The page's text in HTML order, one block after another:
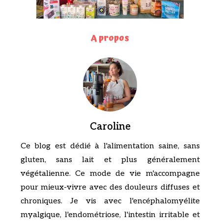
A propos
Caroline
Ce blog est dédié à l'alimentation saine, sans
gluten, sans lait et plus généralement
végétalienne. Ce mode de vie m'accompagne
pour mieux-vivre avec des douleurs diffuses et
chroniques. Je vis avec l'encéphalomyélite
myalgique, l'endométriose, l'intestin irritable et